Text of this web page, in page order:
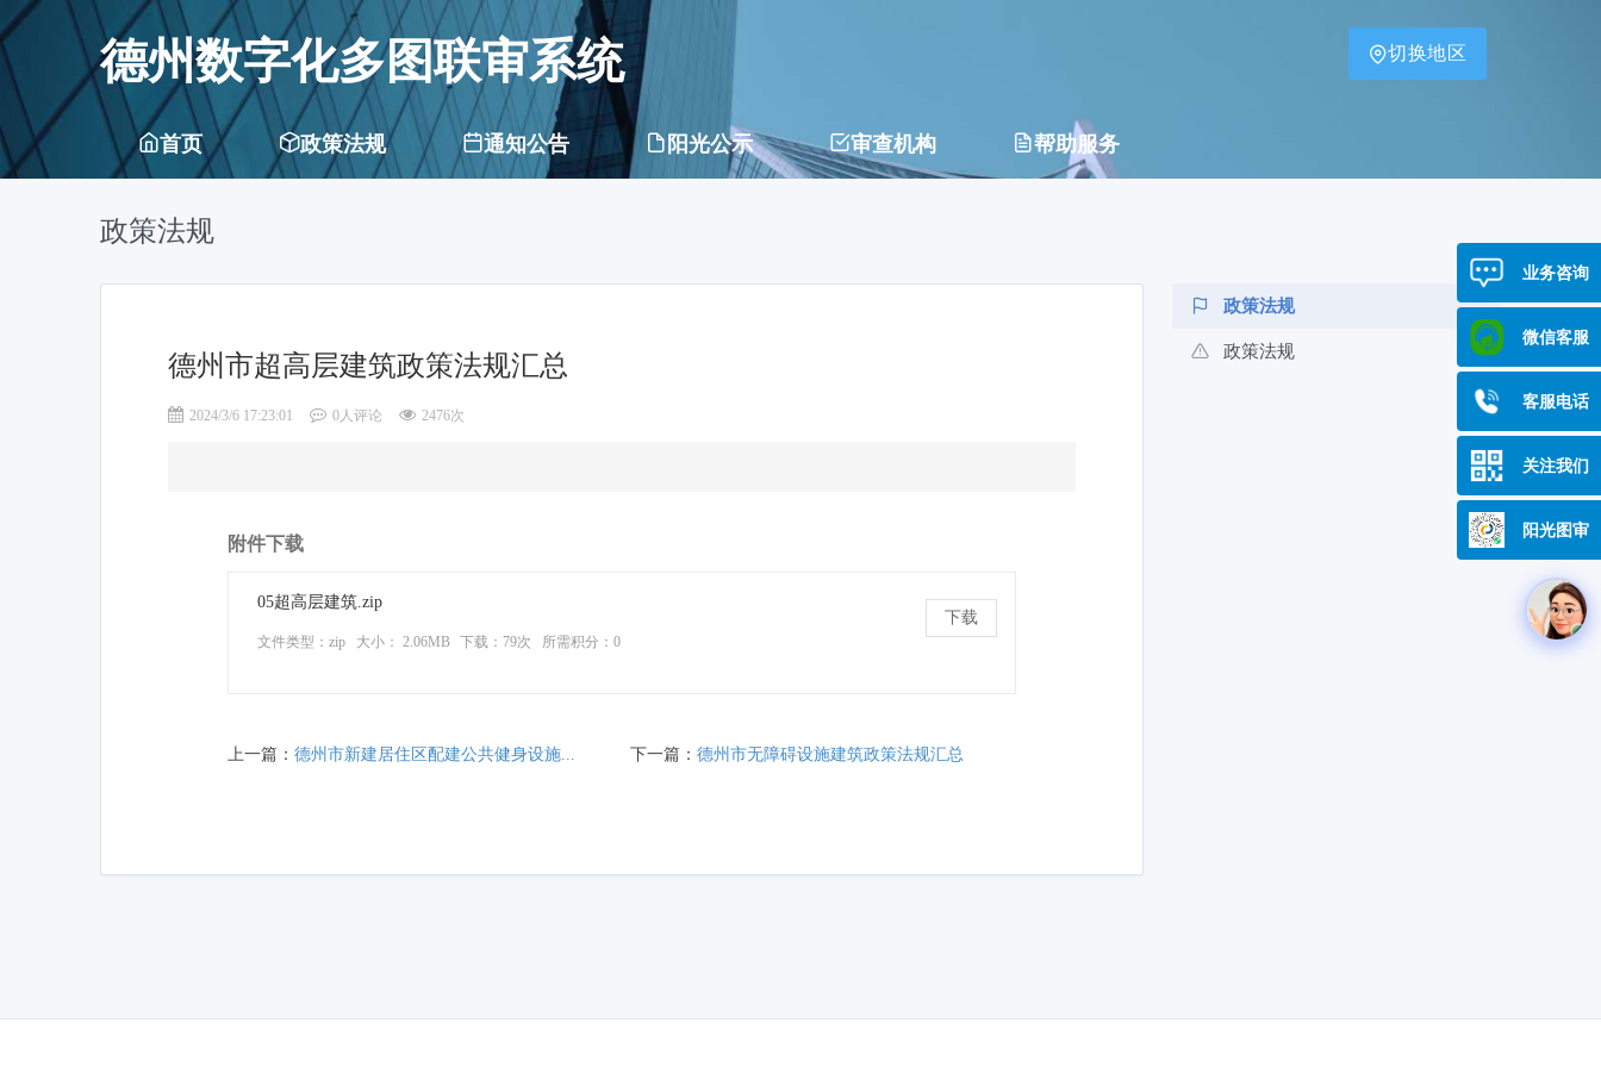
德州数字化多图联审系统 切换地区
首页 政策法规 通知公告 阳光公示 审查机构 帮助服务
政策法规
政策法规
政策法规
德州市超高层建筑政策法规汇总
2024/3/6 17:23:01 0人评论 2476次
附件下载
下载
05超高层建筑.zip
文件类型：zip 大小： 2.06MB 下载： 79次 所需积分：0
上一篇： 德州市新建居住区配建公共健身设施... 下一篇： 德州市无障碍设施建筑政策法规汇总
业务咨询
微信客服
客服电话
关注我们
阳光图审